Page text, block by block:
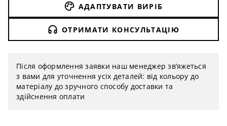
АДАПТУВАТИ ВИРІБ
ОТРИМАТИ КОНСУЛЬТАЦІЮ
Після оформлення заявки наш менеджер зв’яжеться
з вами для уточнення усіх деталей: від кольору до
матеріалу до зручного способу доставки та
здійснення оплати